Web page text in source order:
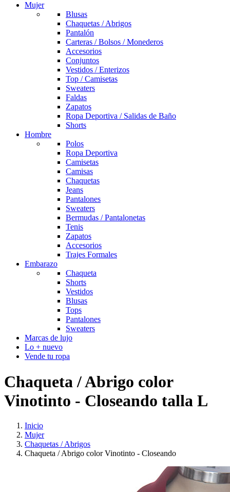
Mujer
Blusas
Chaquetas / Abrigos
Pantalón
Carteras / Bolsos / Monederos
Accesorios
Conjuntos
Vestidos / Enterizos
Top / Camisetas
Sweaters
Faldas
Zapatos
Ropa Deportiva / Salidas de Baño
Shorts
Hombre
Polos
Ropa Deportiva
Camisetas
Camisas
Chaquetas
Jeans
Pantalones
Sweaters
Bermudas / Pantalonetas
Tenis
Zapatos
Accesorios
Trajes Formales
Embarazo
Chaqueta
Shorts
Vestidos
Blusas
Tops
Pantalones
Sweaters
Marcas de lujo
Lo + nuevo
Vende tu ropa
Chaqueta / Abrigo color
Vinotinto - Closeando talla L
Inicio
Mujer
Chaquetas / Abrigos
Chaqueta / Abrigo color Vinotinto - Closeando